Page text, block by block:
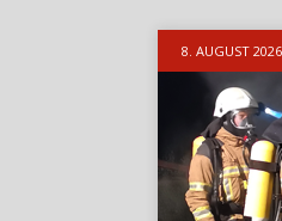
8. AUGUST 2026